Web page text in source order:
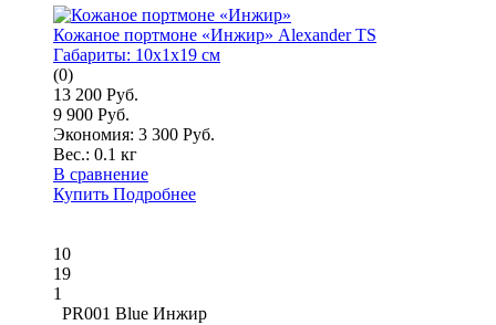
Кожаное портмоне «Инжир» Alexander TS
Габариты: 10x1x19 см
(0)
13 200 Руб.
9 900 Руб.
Экономия: 3 300 Руб.
Вес.: 0.1 кг
В сравнение
Купить Подробнее
10
19
1
PR001 Blue Инжир